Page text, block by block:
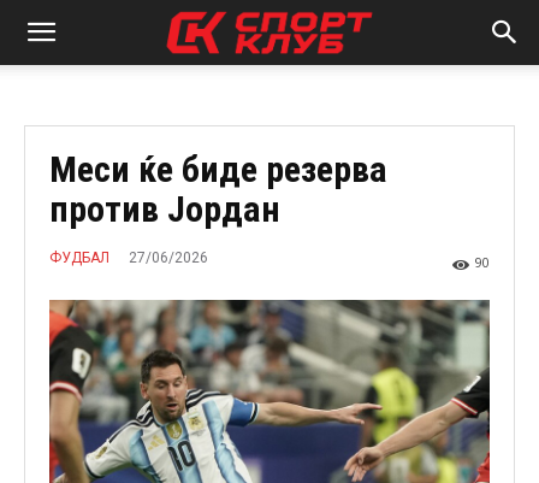
Меси ќе биде резерва
против Јордан
ФУДБАЛ 27/06/2026 90